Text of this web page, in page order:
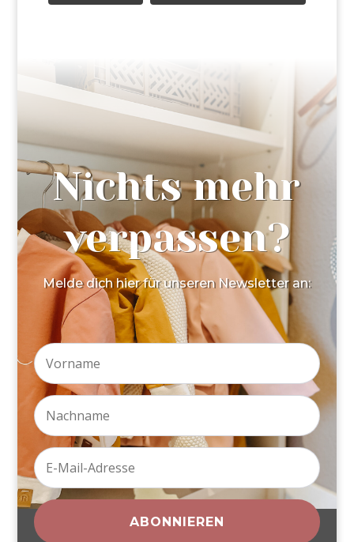
Nichts mehr
verpassen?
Melde dich hier für unseren Newsletter an:
ABONNIEREN